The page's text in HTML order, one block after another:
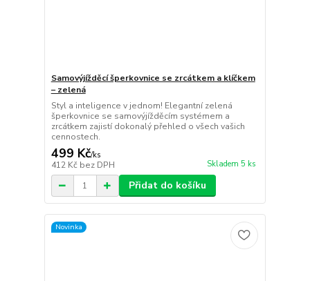
Samovýjížděcí šperkovnice se zrcátkem a klíčkem
– zelená
Styl a inteligence v jednom! Elegantní zelená
šperkovnice se samovýjížděcím systémem a
zrcátkem zajistí dokonalý přehled o všech vašich
cennostech.
499 Kč/ks
412 Kč bez DPH Skladem 5 ks
Přidat do košíku
Novinka